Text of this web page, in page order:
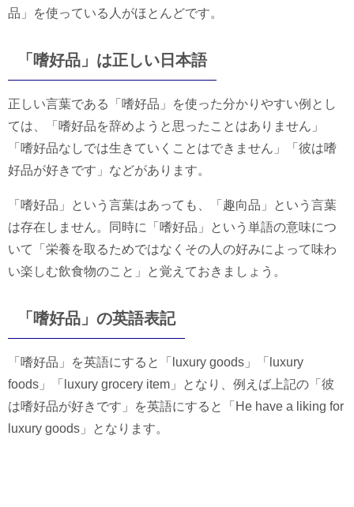
品」を使っている人がほとんどです。
「嗜好品」は正しい日本語
正しい言葉である「嗜好品」を使った分かりやすい例とし
ては、「嗜好品を辞めようと思ったことはありません」
「嗜好品なしでは生きていくことはできません」「彼は嗜
好品が好きです」などがあります。
「嗜好品」という言葉はあっても、「趣向品」という言葉
は存在しません。同時に「嗜好品」という単語の意味につ
いて「栄養を取るためではなくその人の好みによって味わ
い楽しむ飲食物のこと」と覚えておきましょう。
「嗜好品」の英語表記
「嗜好品」を英語にすると「luxury goods」「luxury
foods」「luxury grocery item」となり、例えば上記の「彼
は嗜好品が好きです」を英語にすると「He have a liking for
luxury goods」となります。